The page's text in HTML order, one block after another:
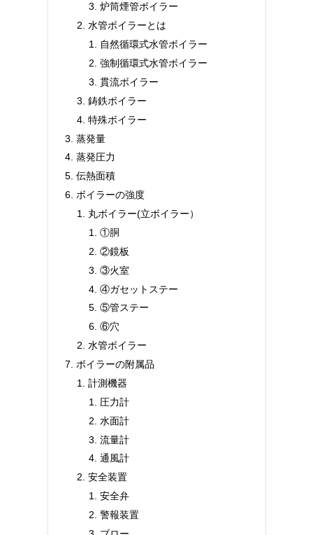
炉筒煙管ボイラー
水管ボイラーとは
自然循環式水管ボイラー
強制循環式水管ボイラー
貫流ボイラー
鋳鉄ボイラー
特殊ボイラー
蒸発量
蒸発圧力
伝熱面積
ボイラーの強度
丸ボイラー(立ボイラー）
①胴
②鏡板
③火室
④ガセットステー
⑤管ステー
⑥穴
水管ボイラー
ボイラーの附属品
計測機器
圧力計
水面計
流量計
通風計
安全装置
安全弁
警報装置